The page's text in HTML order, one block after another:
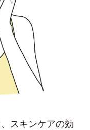
スキンケアの効